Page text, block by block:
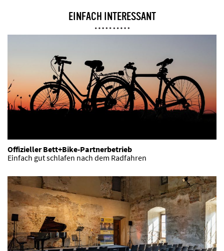
EINFACH INTERESSANT
Offizieller Bett+Bike-Partnerbetrieb
Einfach gut schlafen nach dem Radfahren